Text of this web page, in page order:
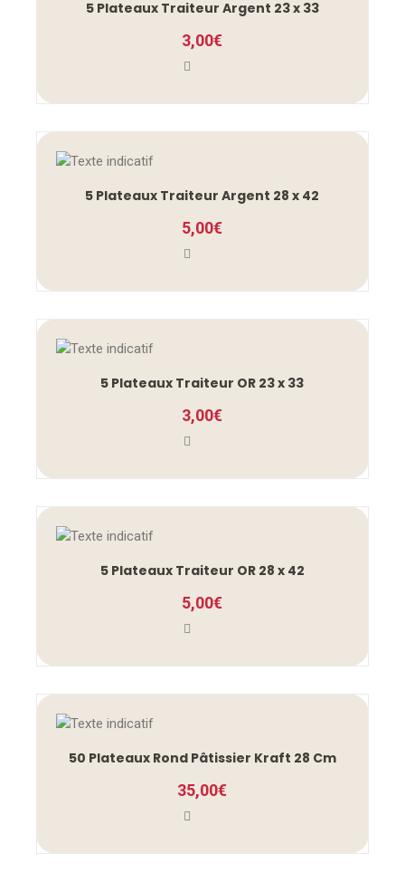
5 Plateaux Traiteur Argent 23 x 33
3,00€
5 Plateaux Traiteur Argent 28 x 42
5,00€
5 Plateaux Traiteur OR 23 x 33
3,00€
5 Plateaux Traiteur OR 28 x 42
5,00€
50 Plateaux Rond Pâtissier Kraft 28 Cm
35,00€